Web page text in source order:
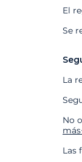
El
Se
La
No
Las